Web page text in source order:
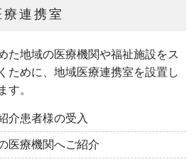
連携室
た地域の医療機関や福祉施設をス
ために、地域医療連携室を設置し
す。
介患者様の受入
医療機関へご紹介